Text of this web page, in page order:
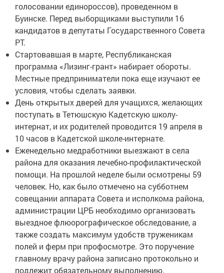
голосовании единороссов), проведенном в
Буинске. Перед выборщиками выступили 16
кандидатов в депутаты Государственного Совета
РТ.
Стартовавшая в марте, Республиканская
программа «Лизинг-грант» набирает обороты.
Местные предприниматели пока еще изучают ее
условия, чтобы сделать заявки.
День открытых дверей для учащихся, желающих
поступать в Тетюшскую Кадетскую школу-
интернат, и их родителей проводится 19 апреля в
10 часов в Кадетской школе-интернате.
Еженедельно медработники выезжают в села
района для оказания лечебно-профилактической
помощи. На прошлой неделе были осмотрены 59
человек. Но, как было отмечено на субботнем
совещании аппарата Совета и исполкома района,
администрации ЦРБ необходимо организовать
выездное флюорографическое обследование, а
также создать максимум удобств труженикам
полей и ферм при профосмотре. Это поручение
главному врачу района записано протокольно и
подлежит обязательному выполнению.